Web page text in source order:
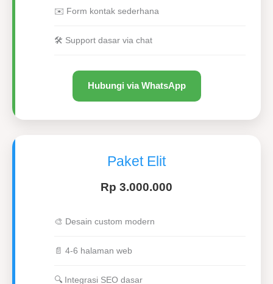
✉️ Form kontak sederhana
🛠 Support dasar via chat
Hubungi via WhatsApp
Paket Elit
Rp 3.000.000
🎨 Desain custom modern
📄 4-6 halaman web
🔍 Integrasi SEO dasar